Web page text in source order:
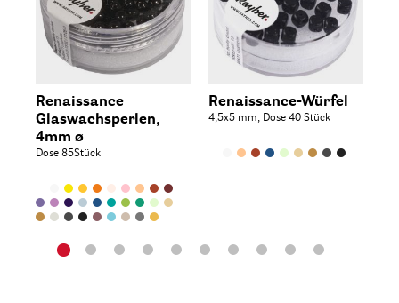
Renaissance
Glaswachsperlen,
4mm ø
Dose 85Stück
Renaissance-Würfel
4,5x5 mm, Dose 40 Stück